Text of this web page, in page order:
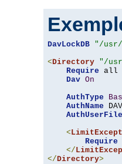
DavLockDB "/usr/
<Directory "/
Require all
Dav On
AuthType
AuthName DAV
AuthUserFile
< LimitExcept
Require
</
</Directory>